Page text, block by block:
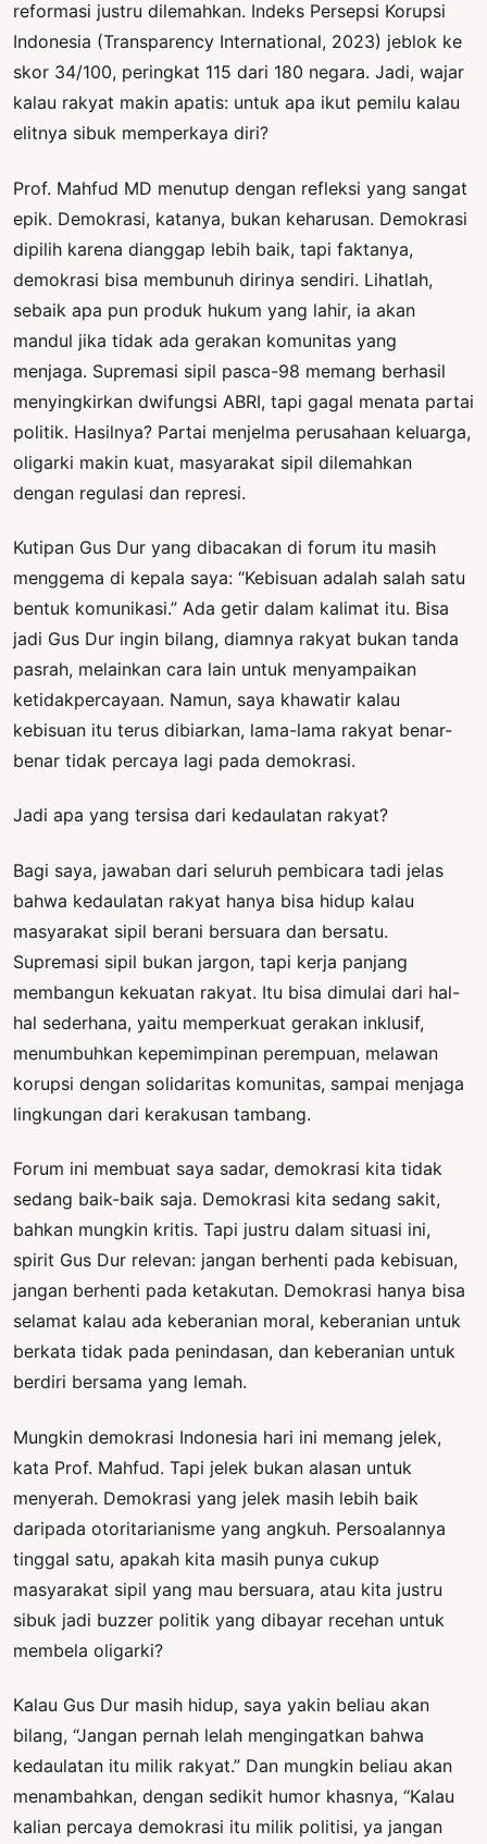
reformasi justru dilemahkan. Indeks Persepsi Korupsi
Indonesia (Transparency International, 2023) jeblok ke
skor 34/100, peringkat 115 dari 180 negara. Jadi, wajar
kalau rakyat makin apatis: untuk apa ikut pemilu kalau
elitnya sibuk memperkaya diri?
Prof. Mahfud MD menutup dengan refleksi yang sangat
epik. Demokrasi, katanya, bukan keharusan. Demokrasi
dipilih karena dianggap lebih baik, tapi faktanya,
demokrasi bisa membunuh dirinya sendiri. Lihatlah,
sebaik apa pun produk hukum yang lahir, ia akan
mandul jika tidak ada gerakan komunitas yang
menjaga. Supremasi sipil pasca-98 memang berhasil
menyingkirkan dwifungsi ABRI, tapi gagal menata partai
politik. Hasilnya? Partai menjelma perusahaan keluarga,
oligarki makin kuat, masyarakat sipil dilemahkan
dengan regulasi dan represi.
Kutipan Gus Dur yang dibacakan di forum itu masih
menggema di kepala saya: “Kebisuan adalah salah satu
bentuk komunikasi.” Ada getir dalam kalimat itu. Bisa
jadi Gus Dur ingin bilang, diamnya rakyat bukan tanda
pasrah, melainkan cara lain untuk menyampaikan
ketidakpercayaan. Namun, saya khawatir kalau
kebisuan itu terus dibiarkan, lama-lama rakyat benar-
benar tidak percaya lagi pada demokrasi.
Jadi apa yang tersisa dari kedaulatan rakyat?
Bagi saya, jawaban dari seluruh pembicara tadi jelas
bahwa kedaulatan rakyat hanya bisa hidup kalau
masyarakat sipil berani bersuara dan bersatu.
Supremasi sipil bukan jargon, tapi kerja panjang
membangun kekuatan rakyat. Itu bisa dimulai dari hal-
hal sederhana, yaitu memperkuat gerakan inklusif,
menumbuhkan kepemimpinan perempuan, melawan
korupsi dengan solidaritas komunitas, sampai menjaga
lingkungan dari kerakusan tambang.
Forum ini membuat saya sadar, demokrasi kita tidak
sedang baik-baik saja. Demokrasi kita sedang sakit,
bahkan mungkin kritis. Tapi justru dalam situasi ini,
spirit Gus Dur relevan: jangan berhenti pada kebisuan,
jangan berhenti pada ketakutan. Demokrasi hanya bisa
selamat kalau ada keberanian moral, keberanian untuk
berkata tidak pada penindasan, dan keberanian untuk
berdiri bersama yang lemah.
Mungkin demokrasi Indonesia hari ini memang jelek,
kata Prof. Mahfud. Tapi jelek bukan alasan untuk
menyerah. Demokrasi yang jelek masih lebih baik
daripada otoritarianisme yang angkuh. Persoalannya
tinggal satu, apakah kita masih punya cukup
masyarakat sipil yang mau bersuara, atau kita justru
sibuk jadi buzzer politik yang dibayar recehan untuk
membela oligarki?
Kalau Gus Dur masih hidup, saya yakin beliau akan
bilang, “Jangan pernah lelah mengingatkan bahwa
kedaulatan itu milik rakyat.” Dan mungkin beliau akan
menambahkan, dengan sedikit humor khasnya, “Kalau
kalian percaya demokrasi itu milik politisi, ya jangan